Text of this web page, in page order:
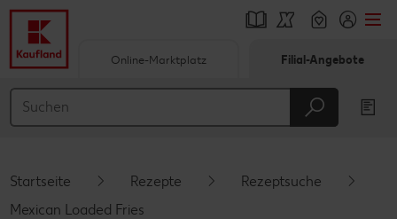
Hauptinhalt
Schwebender Seitenbereich
Online-Marktplatz Filial-Angebote
Startseite Rezepte
Rezeptsuche
Mexican Loaded Fries